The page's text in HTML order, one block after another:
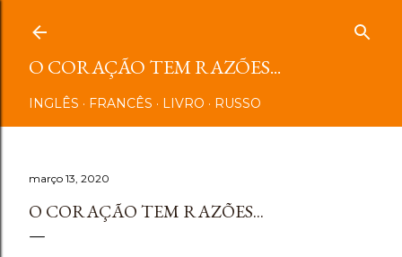
O CORAÇÃO TEM RAZÕES...
INGLÊS FRANCÊS LIVRO RUSSO
março 13, 2020
O CORAÇÃO TEM RAZÕES...